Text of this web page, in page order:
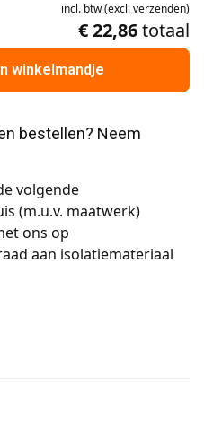
incl. btw(excl.verzenden)
€ 22,86totaal
winkelmandje
volgende
(m.u.v. maatwerk)
ons op
aan isolatiemateriaal